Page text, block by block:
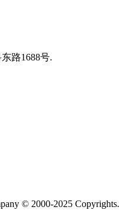
路1688号.
© 2000-2025 Copyrights.